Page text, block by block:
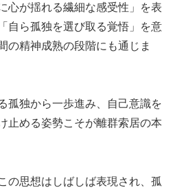
心が揺れる繊細な感受性」を表
自ら孤独を選び取る覚悟」を意
の精神成熟の段階にも通じま
孤独から一歩進み、自己意識を
止める姿勢こそが離群索居の本
の思想はしばしば表現され、孤